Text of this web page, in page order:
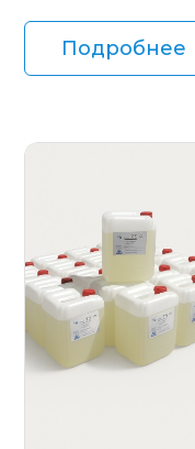
Подробнее